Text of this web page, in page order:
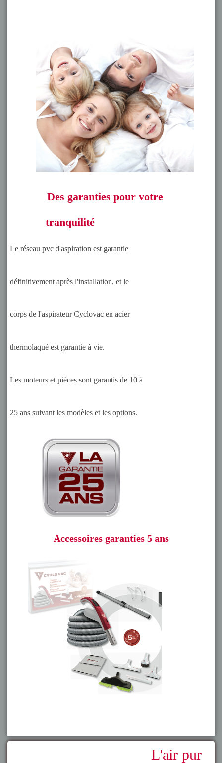
Des garanties pour votre
tranquilité
Le réseau pvc d'aspiration est garantie
définitivement après l'installation, et le
corps de l'aspirateur Cyclovac en acier
thermolaqué est garantie à vie.
Les moteurs et pièces sont garantis de 10 à
25 ans suivant les modèles et les options.
Accessoires garanties 5 ans
L'air pur